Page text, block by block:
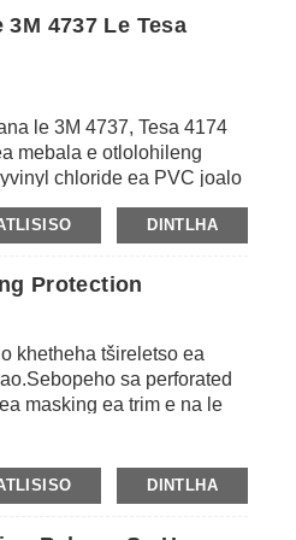
le maemo a
le metsero ho thusa ho
4737 Le Tesa
le 3M 4737, Tesa 4174
mebala e otlolohileng
chloride ea PVC joalo
tse ntle haholo tse
tse 3, 'me e ka ebolloa
ho fana ka karohano e
DINTLHA
Protection
khetheha tšireletso ea
sa perforated
masking ea trim e na le
DINTLHA